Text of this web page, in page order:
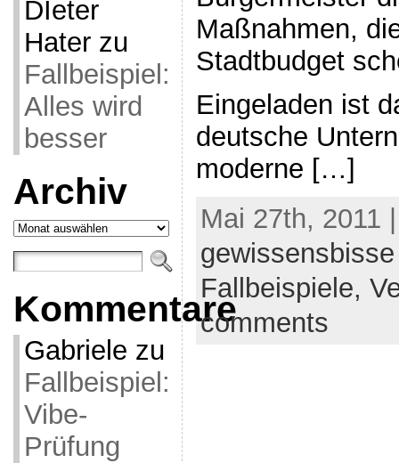
DIeter
Haterzu
Fallbeispiel:
Alles wird
besser
Archiv
Archiv
Kommentare
Gabriele zu
Fallbeispiel:
Vibe-
Prüfung
Maßnahmen,
Stadtbudget
Eingeladen ist
deutsche
moderne […]
Mai 27th, 2011
gewissensbisse
Fallbeispiele,
comments